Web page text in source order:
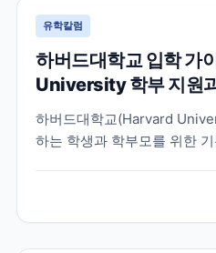
유학칼럼
하버드대학교 입학 가
University 학부 지원
하버드대학교(Harvard
하는 학생과 학부모를 위한